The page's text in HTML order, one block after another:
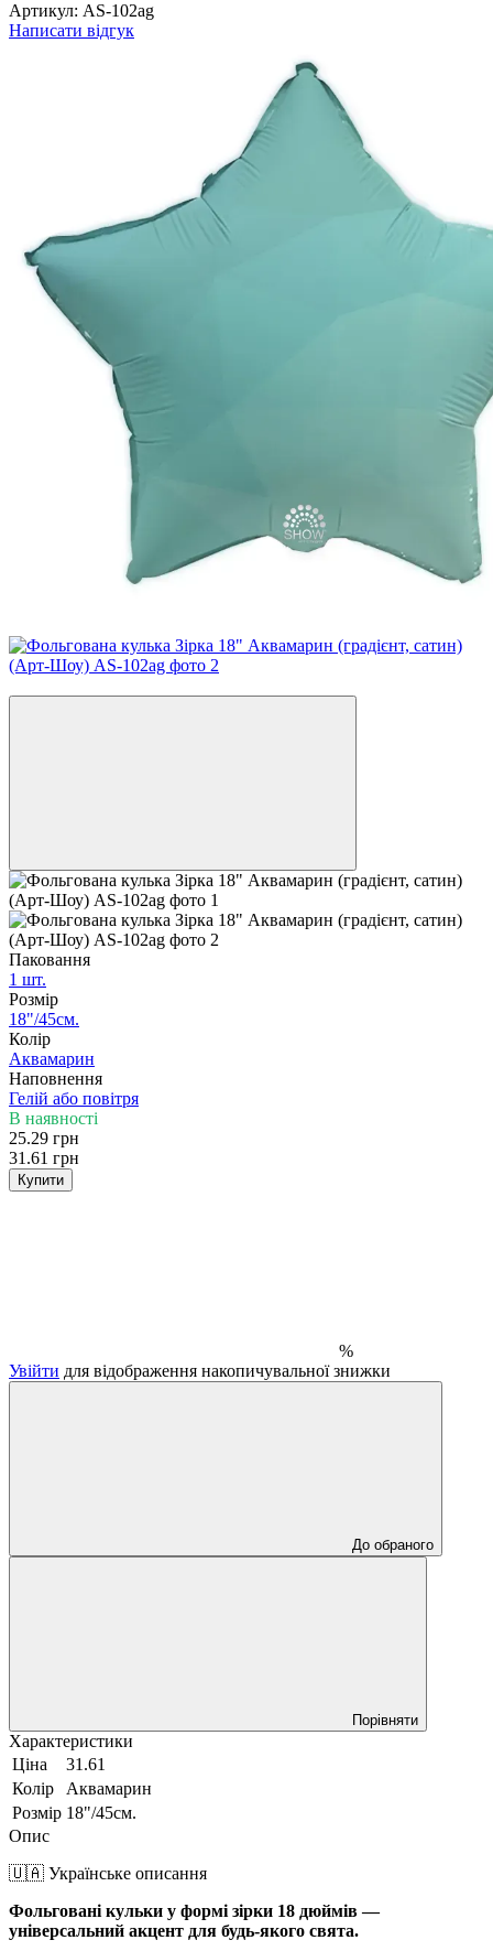
Артикул: AS-102ag
Написати відгук
Паковання
1 шт.
Розмір
18"/45см.
Колір
Аквамарин
Наповнення
Гелій або повітря
В наявності
25.29 грн
31.61 грн
Купити
%
Увійти для відображення накопичувальної знижки
До обраного
Порівняти
Характеристики
Ціна
31.61
Колір
Аквамарин
Розмір 18"/45см.
Опис
🇺🇦 Українське описання
Фольговані кульки у формі зірки 18 дюймів —
універсальний акцент для будь-якого свята.